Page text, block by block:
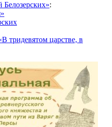
Белозерских»:
тридевятом царстве, в